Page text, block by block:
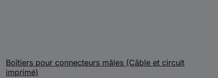
Boîtiers pour connecteurs mâles (Câble et circuit
imprimé)